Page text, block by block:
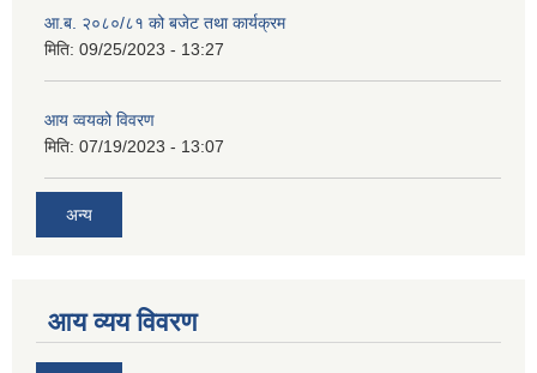
आ.ब. २०८०/८१ को बजेट तथा कार्यक्रम
मिति: 09/25/2023 - 13:27
आय व्वयको विवरण
मिति: 07/19/2023 - 13:07
अन्य
आय व्यय विवरण